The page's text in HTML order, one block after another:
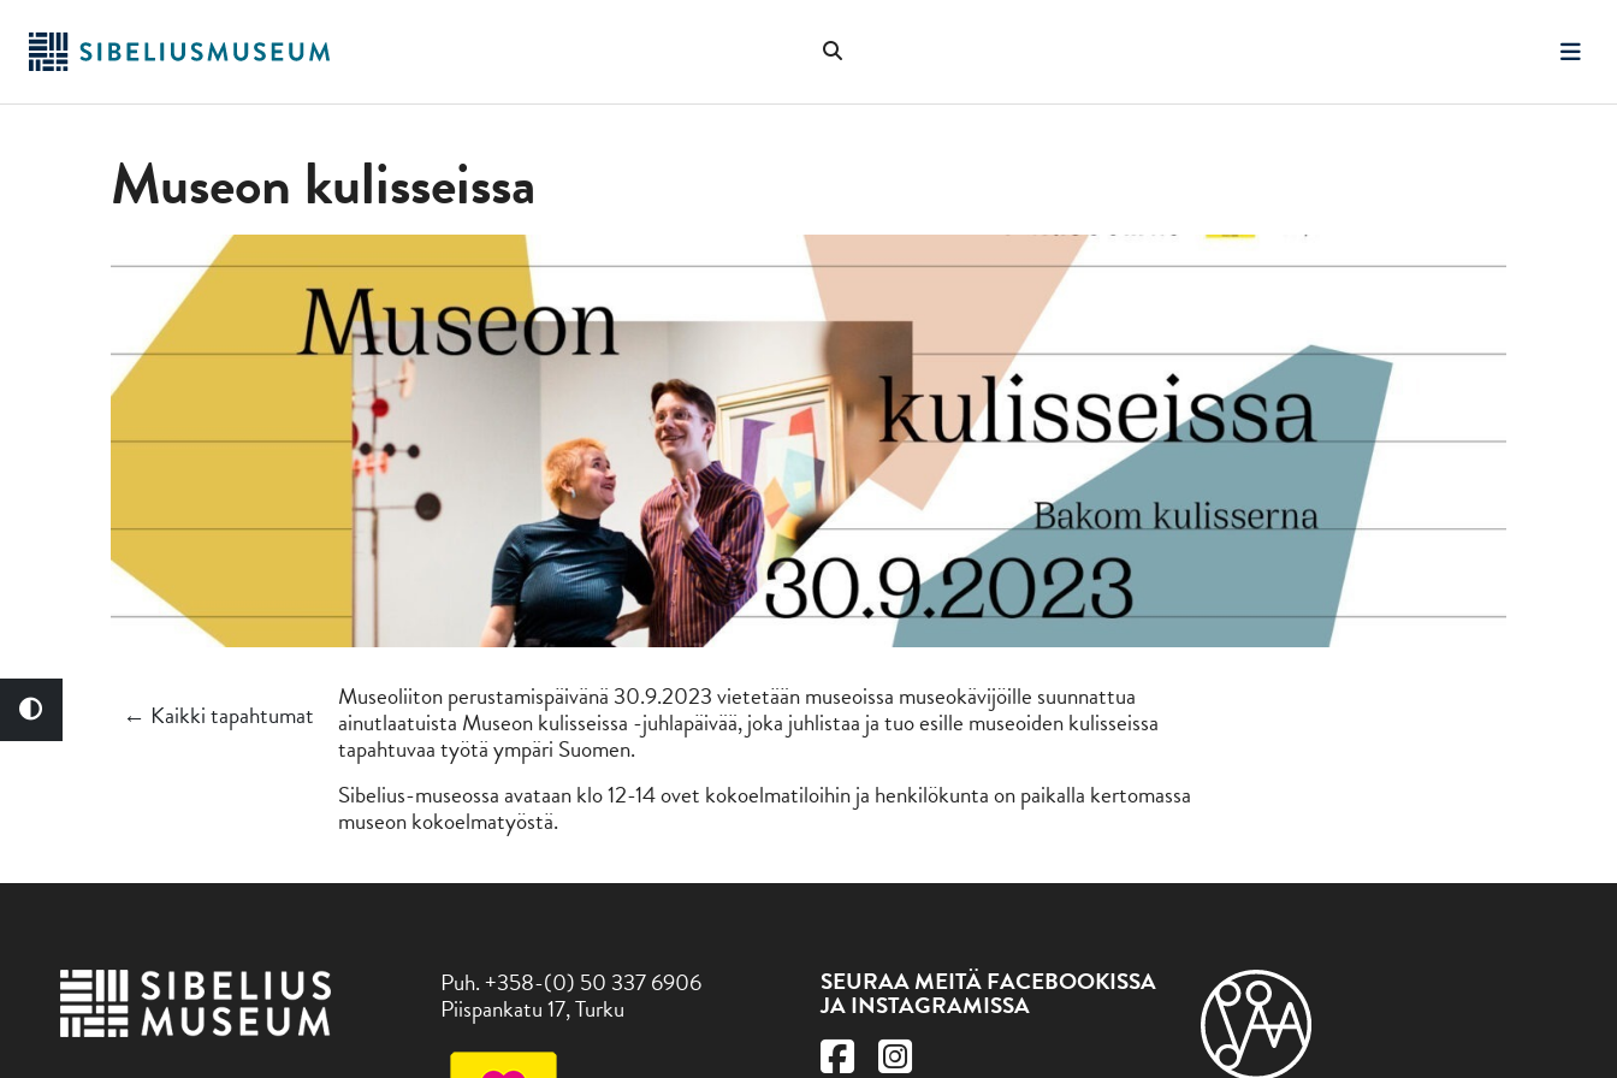
pääsisältöön
Hae
Museon kulisseissa
← Kaikki tapahtumat
Museoliiton perustamispäivänä 30.9.2023 vietetään museoissa museokävijöille suunnattua
ainutlaatuista Museon kulisseissa -juhlapäivää, joka juhlistaa ja tuo esille museoiden kulisseissa
tapahtuvaa työtä ympäri Suomen.
Sibelius-museossa avataan klo 12-14 ovet kokoelmatiloihin ja henkilökunta on paikalla kertomassa
museon kokoelmatyöstä.
Puh. +358-(0) 50 337 6906
Piispankatu 17, Turku
SEURAA MEITÄ FACEBOOKISSA
JA INSTAGRAMISSA